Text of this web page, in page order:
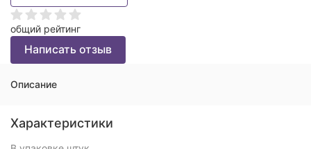
общий рейтинг
Написать отзыв
Описание
Характеристики